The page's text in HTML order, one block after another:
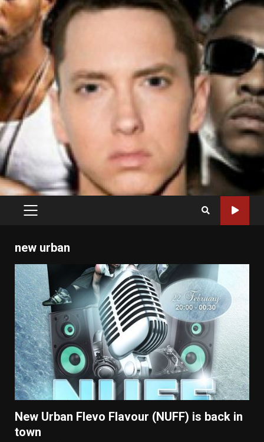
PRIMARY
new urban
New Urban Flevo Flavour (NUFF) is back in
town